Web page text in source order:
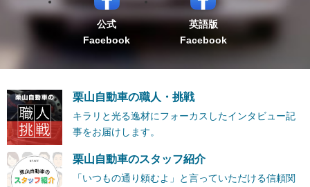
公式
Facebook
英語版
Facebook
栗山自動車の職人・挑戦
キラリと光る逸材にフォーカスしたインタビュー記
事をお届けします。
栗山自動車のスタッフ紹介
「いつもの通り頼むよ」と言っていただける信頼関